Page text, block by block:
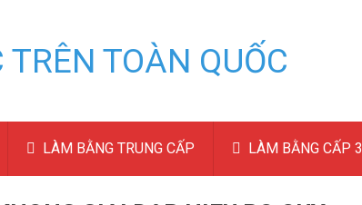
LÀM BẰNG TRUNG CẤP LÀM BẰNG CẤP 3